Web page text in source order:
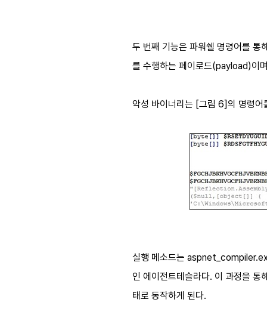
두 번째 기능은 파워쉘 명령어를
를 수행하는 페이로드(payload)이
악성 바이너리는 [그림 6]의 명령
실행 메소드는
인 에이전트테슬라다. 이 과정을 통
태로 동작하게 된다.